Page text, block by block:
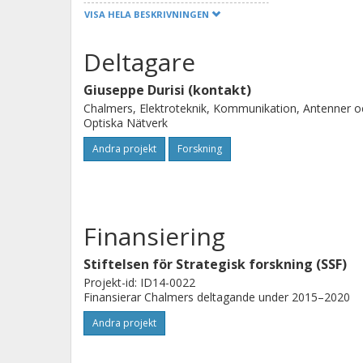
lågupplösta analog-till-digital- och
datahastigheten i upplänk och
använder lågprecisionsomvandlare
mottagaralgoritmer som närmar sig
iii) att kunna rekommendera
fördelar som väldigt stora MIMO
industrin, att publicera
kunskapsutbytet mellan Chalmers
VISA HELA BESKRIVNINGEN
Deltagare
Giuseppe Durisi (kontakt)
Chalmers, Elektroteknik, Kommunikation, Antenner
Optiska Nätverk
Andra projekt Forskning
Finansiering
Stiftelsen för Strategisk forskning (SSF)
Projekt-id: ID14-0022
Finansierar Chalmers deltagande under 2015–2020
Andra projekt